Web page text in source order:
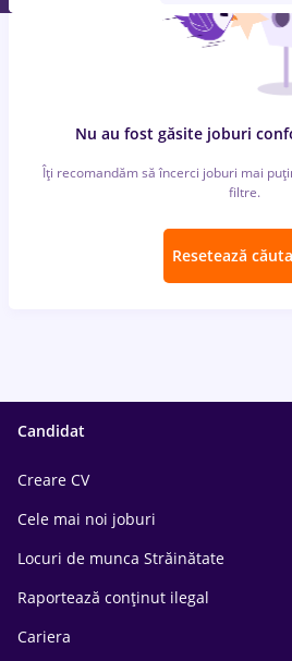
Nu au fost găsite joburi
Îți recomandăm să încerci joburi mai
filtre.
Resetează
Candidat
Creare CV
Cele mai noi joburi
Locuri de munca Străinătate
Raportează conținut ilegal
Cariera